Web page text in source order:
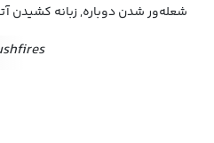
شعله‌ور شدن دوباره, زبانه کشیدن